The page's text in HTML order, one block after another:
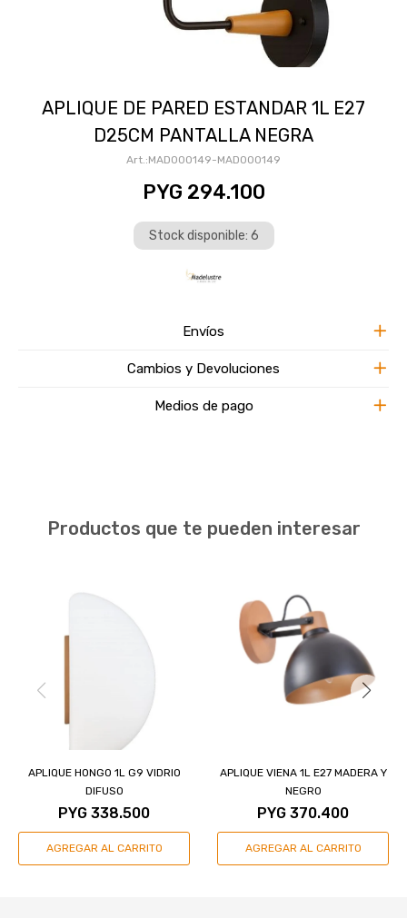
APLIQUE DE PARED ESTANDAR 1L E27
D25CM PANTALLA NEGRA
MAD000149-MAD000149
PYG 294.100
Stock disponible: 6
Envíos
Cambios y Devoluciones
Medios de pago
Productos que te pueden interesar
APLIQUE HONGO 1L G9 VIDRIO
DIFUSO
PYG 338.500
APLIQUE VIENA 1L E27 MADERA Y
NEGRO
PYG 370.400